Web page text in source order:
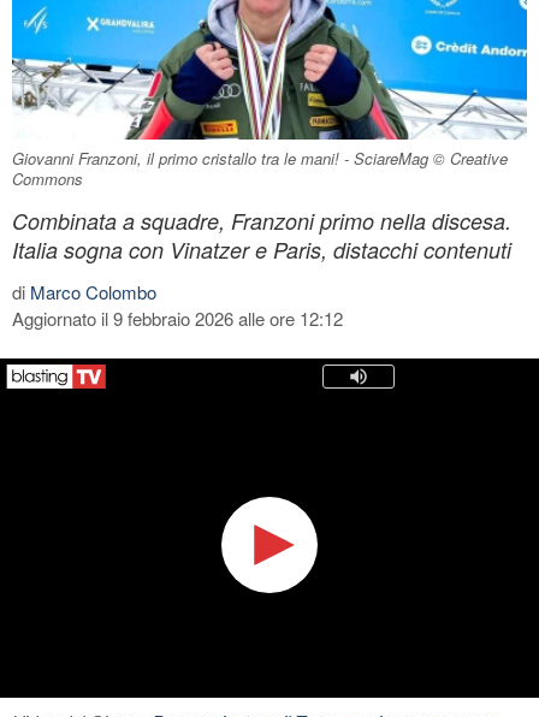
Giovanni Franzoni, il primo cristallo tra le mani! - SciareMag © Creative
Commons
Combinata a squadre, Franzoni primo nella discesa.
Italia sogna con Vinatzer e Paris, distacchi contenuti
di Marco Colombo
Aggiornato il 9 febbraio 2026 alle ore 12:12